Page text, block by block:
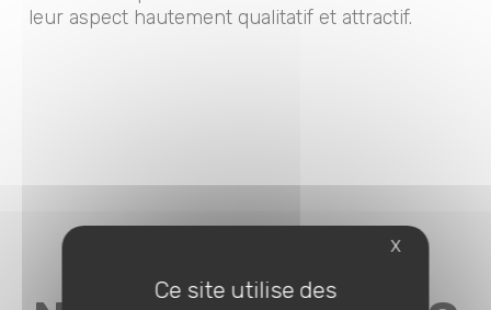
leur aspect hautement qualitatif et attractif.
X
Ce site utilise des